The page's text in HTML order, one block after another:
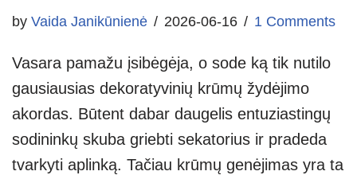
by Vaida Janikūnienė 2026-06-16 1 Comments
Vasara pamažu įsibėgėja, o sode ką tik nutilo
gausiausias dekoratyvinių krūmų žydėjimo
akordas. Būtent dabar daugelis entuziastingų
sodininkų skuba griebti sekatorius ir pradeda
tvarkyti aplinką. Tačiau krūmų genėjimas yra ta